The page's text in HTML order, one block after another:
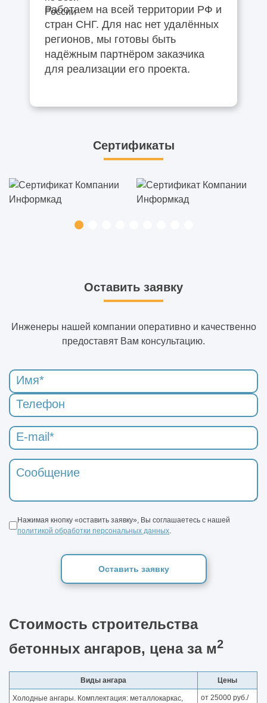
Работаем на всей территории РФ и
стран СНГ. Для нас нет удалённых
регионов, мы готовы быть
надёжным партнёром заказчика
для реализации его проекта.
Сертификаты
Оставить заявку
Инженеры нашей компании оперативно и качественно
предоставят Вам консультацию.
Нажимая кнопку «оставить заявку», Вы соглашаетесь с нашей
политикой обработки персональных данных.
Оставить заявку
Стоимость строительства
бетонных ангаров, цена за м2
Виды ангара Цены
Холодные ангары. Комплектация: металлокаркас,
от 25000 руб./